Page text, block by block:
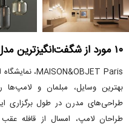
۱۰ مورد از شگفت‌انگیزترین مدل‌های لامپ در نمایشگاه استکهلم
بهترین وسایل، مبلمان و لامپ‌ها
طراحی‌های مدرن در طول برگزاری